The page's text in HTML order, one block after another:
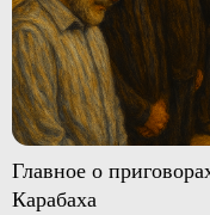
Главное о
Карабаха